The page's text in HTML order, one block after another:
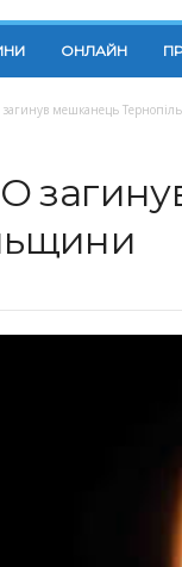
ОНЛАЙН
загинув мешканець